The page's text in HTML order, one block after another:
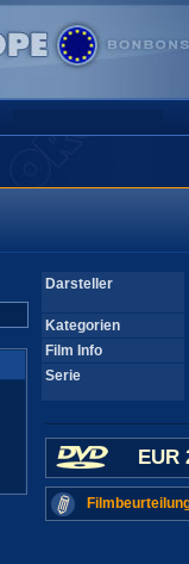
Darsteller
Kategorien
Film Info
Serie
EUR